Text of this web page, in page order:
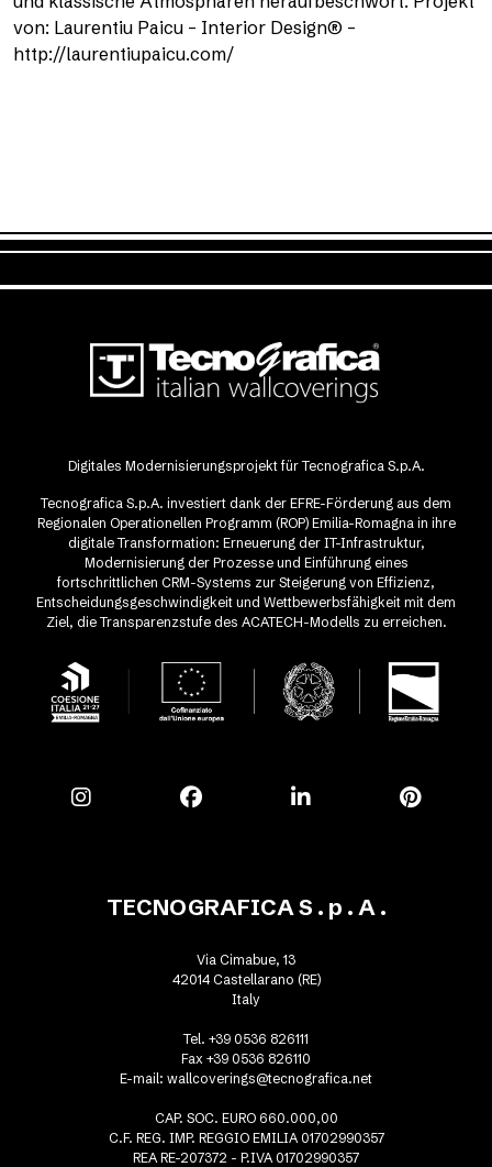
von: Laurentiu Paicu – Interior Design® –
http://laurentiupaicu.com/
Digitales Modernisierungsprojekt für Tecnografica S.p.A.
Tecnografica S.p.A. investiert dank der EFRE-Förderung aus dem
Regionalen Operationellen Programm (ROP) Emilia-Romagna in ihre
digitale Transformation: Erneuerung der IT-Infrastruktur,
Modernisierung der Prozesse und Einführung eines
fortschrittlichen CRM-Systems zur Steigerung von Effizienz,
Entscheidungsgeschwindigkeit und Wettbewerbsfähigkeit mit dem
Ziel, die Transparenzstufe des ACATECH-Modells zu erreichen.
TECNOGRAFICA S . p . A .
Via Cimabue, 13
42014 Castellarano (RE)
Italy
Tel. +39 0536 826111
Fax +39 0536 826110
E-mail: wallcoverings@tecnografica.net
CAP. SOC. EURO 660.000,00
C.F. REG. IMP. REGGIO EMILIA 01702990357
REA RE-207372 - P.IVA 01702990357